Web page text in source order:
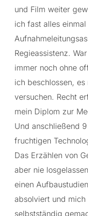
und Film weiter
ich fast alles
Regieassistenz.
immer noch ohne
ich beschlossen,
versuchen. Recht
mein Diplom zur
Und anschließend
fruchtigen
Das Erzählen von
aber nie
einen
absolviert und
selbstständig